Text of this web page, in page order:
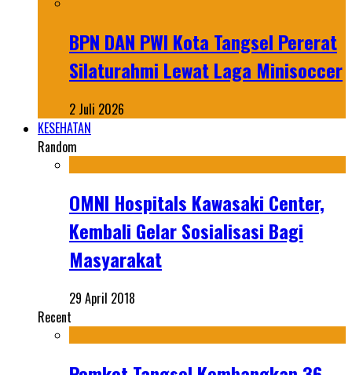
BPN DAN PWI Kota Tangsel Pererat
Silaturahmi Lewat Laga Minisoccer
2 Juli 2026
KESEHATAN
Random
OMNI Hospitals Kawasaki Center,
Kembali Gelar Sosialisasi Bagi
Masyarakat
29 April 2018
Recent